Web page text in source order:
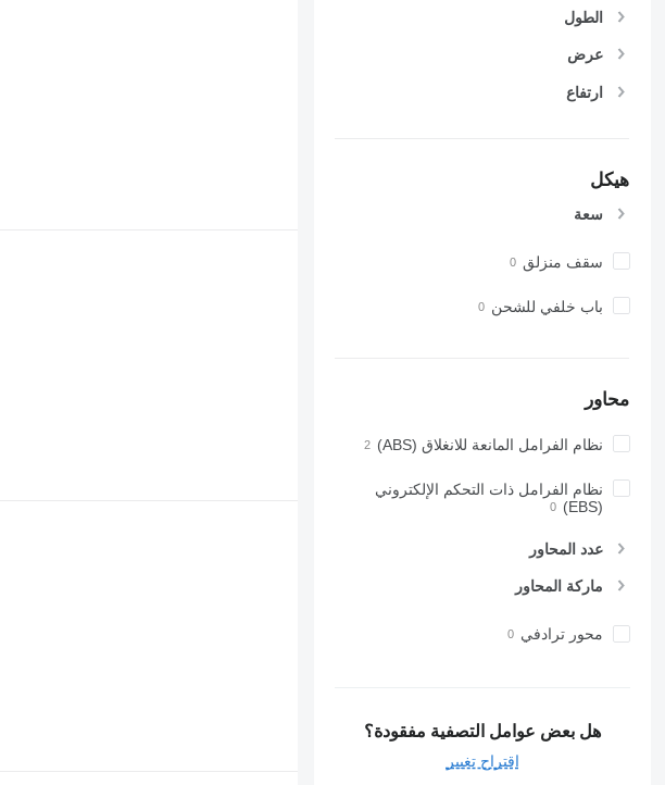
الطول
عرض
ارتفاع
هيكل
سعة
سقف منزلق
باب خلفي للشحن
محاور
نظام الفرامل المانعة للانغلاق (ABS)
نظام الفرامل ذات التحكم الإلكتروني
(EBS)
عدد المحاور
ماركة المحاور
محور ترادفي
هل بعض عوامل التصفية مفقودة؟
اقتراح تغيير